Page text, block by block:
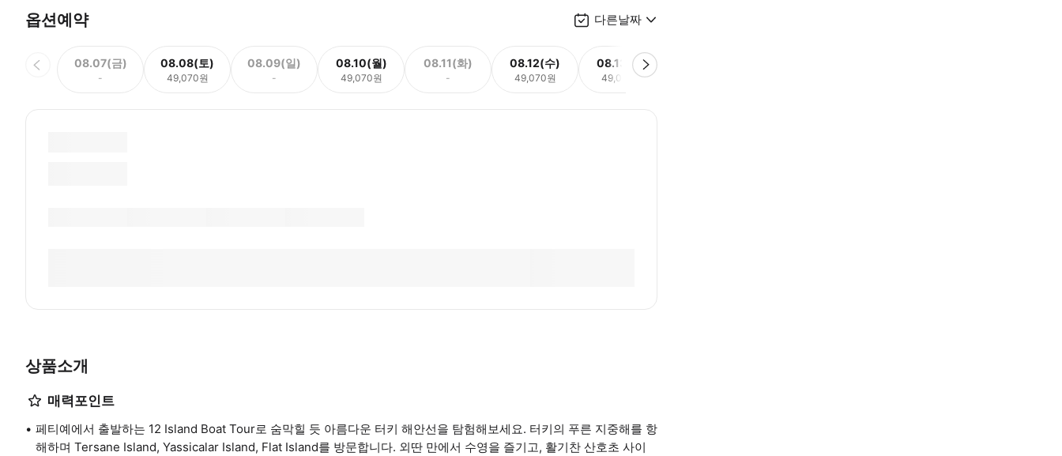
옵션예약 다른날짜
08.07(금)
-
08.08(토)
49,070원
08.09(일)
-
08.10(월)
49,070원
08.11(화)
-
08.12(수)
49,070원
08.13(목)
49,070원
상품소개
매력포인트
페티예에서 출발하는 12 Island Boat Tour로 숨막힐 듯 아름다운 터키 해안선을 탐험해보세요. 터키의 푸른 지중해를 항
해하며 Tersane Island, Yassicalar Island, Flat Island를 방문합니다. 외딴 만에서 수영을 즐기고, 활기찬 산호초 사이